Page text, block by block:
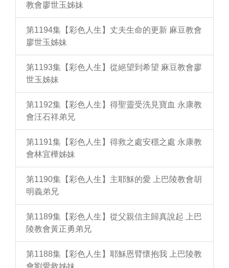
教會廖世玉姊妹
第1194集【彩色人生】丈夫生命的更新 麻豆教會
廖世玉姊妹
第1193集【彩色人生】從絕望到希望 麻豆教會廖
世玉姊妹
第1192集【彩色人生】得聖靈受洗見寶血 永康教
會汪石祥弟兄
第1191集【彩色人生】得救之處安穩之處 永康教
會林宜樺姊妹
第1190集【彩色人生】主耶穌的愛 上巴陵教會胡
明義弟兄
第1189集【彩色人生】從父親信主歸真說起 上巴
陵教會黃正勇弟兄
第1188集【彩色人生】耶穌恩臂懷抱我 上巴陵教
會劉愛救姊妹